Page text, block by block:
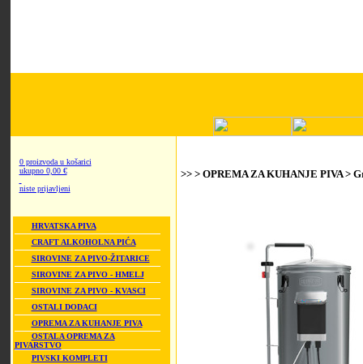
0 proizvoda u košarici
ukupno 0,00 €
niste prijavljeni
HRVATSKA PIVA
CRAFT ALKOHOLNA PIĆA
SIROVINE ZA PIVO-ŽITARICE
SIROVINE ZA PIVO - HMELJ
SIROVINE ZA PIVO - KVASCI
OSTALI DODACI
OPREMA ZA KUHANJE PIVA
OSTALA OPREMA ZA
PIVARSTVO
PIVSKI KOMPLETI
>> > OPREMA ZA KUHANJE PIVA >